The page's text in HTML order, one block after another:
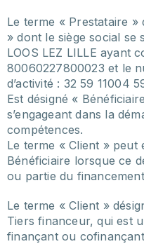
Le terme « Prestataire »
» dont le siège social se
LOOS LEZ LILLE ayant
80060227800023 et le
d’activité : 32 59 11004
Est désigné «
s’engageant dans la
compétences.
Le terme « Client » peut
Bénéficiaire lorsque ce
ou partie du
Le terme « Client »
Tiers financeur, qui est
finançant ou